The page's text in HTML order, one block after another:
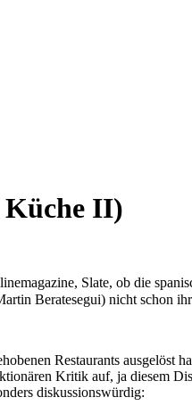
Küche II)
Slate, ob die
Beratesegui) nicht schon
Restaurants ausgelöst
Kritik auf, ja diesem
diskussionswürdig: